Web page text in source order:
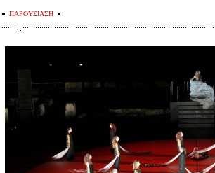
Αναζήτηση παραγγελίας
Είσοδος διαχειριστή
ΠΑΡΟΥΣΙΑΣΗ